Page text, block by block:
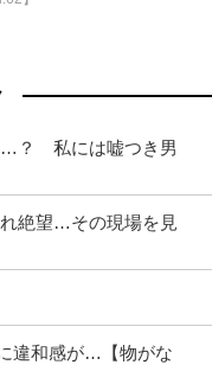
…？ 私には嘘つき男
絶望…その現場を見
違和感が…【物がな